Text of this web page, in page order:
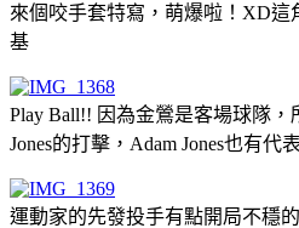
來個咬手套特寫，萌爆啦！XD這
基
Play Ball!! 因為金鶯是客場球隊
Jones的打擊，Adam Jones也有代
運動家的先發投手有點開局不穩